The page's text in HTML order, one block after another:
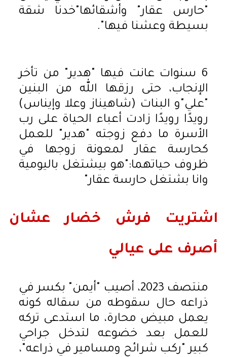
"حارس عقار" وأشقائها"خدنا شقة
بسيطة وعشنا فيها".
6 سنوات عانت فيها "هدير" من تأخر
الإنجاب، حتى رزقها الله من البنين
"علي"و البنات (شاهيناز وعلا وإيناس)
رويدًا رويدًا زادت أعباء الحياة على رب
الأسرة ما دفع زوجته "هدير" للعمل
كحارسة عقار لمعونة زوجها في
ظروف حياتهما:"هو بيشتغل باليومية
وانا بشتغل حارسة عقار"
اشتريت فرش خضار عشان
أصرف على عيالي
منتصف 2023، أصيب "أيمن" بكسر في
ذراعه حال سقوطه من سقاله كونه
يعمل مبيض محارة، ما استدعى تركه
للعمل بعد خضوعه لتدخل جراحي
كبير "ركب شرائح ومسامير في ذراعه"،